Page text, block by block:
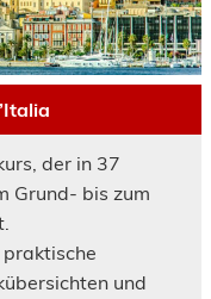
der in 37
Grund- bis zum
und